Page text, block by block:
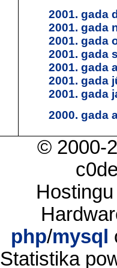
2001. gada
2001. gada
2001. gada
2001. gada
2001. gada
2001. gada
2001. gada
2000. gada
© 2000-
php/mysql
Statistika